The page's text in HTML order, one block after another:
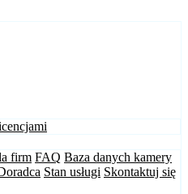
firm FAQ Baza danych kamery
Stan usługi Skontaktuj się